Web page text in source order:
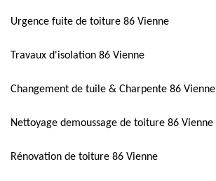
Urgence fuite de toiture 86 Vienne
Travaux d'isolation 86 Vienne
Changement de tuile & Charpente 86 Vienne
Nettoyage demoussage de toiture 86 Vienne
Rénovation de toiture 86 Vienne